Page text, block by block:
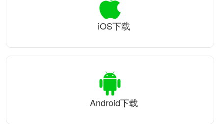
iOS下载
Android下载